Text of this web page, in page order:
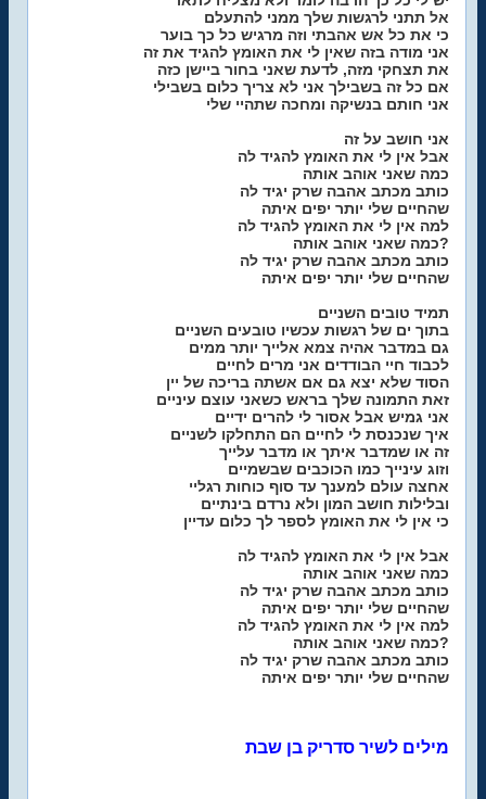
אל תתני לרגשות שלך ממני להתעלם
כי את כל אש אהבתי וזה מרגיש כל כך בוער
אני מודה בזה שאין לי את האומץ להגיד את זה
את תצחקי מזה, לדעת שאני בחור ביישן כזה
אם כל זה בשבילך אני לא צריך כלום בשבילי
אני חותם בנשיקה ומחכה שתהיי שלי
אני חושב על זה
אבל אין לי את האומץ להגיד לה
כמה שאני אוהב אותה
כותב מכתב אהבה שרק יגיד לה
שהחיים שלי יותר יפים איתה
למה אין לי את האומץ להגיד לה
כמה שאני אוהב אותה?
כותב מכתב אהבה שרק יגיד לה
שהחיים שלי יותר יפים איתה
תמיד טובים השניים
בתוך ים של רגשות עכשיו טובעים השניים
גם במדבר אהיה צמא אלייך יותר ממים
לכבוד חיי הבודדים אני מרים לחיים
הסוד שלא יצא גם אם אשתה בריכה של יין
זאת התמונה שלך בראש כשאני עוצם עיניים
אני גמיש אבל אסור לי להרים ידיים
איך שנכנסת לי לחיים הם התחלקו לשניים
זה או שמדבר איתך או מדבר עלייך
וזוג עינייך כמו הכוכבים שבשמיים
אחצה עולם למענך עד סוף כוחות רגליי
ובלילות חושב המון ולא נרדם בינתיים
כי אין לי את האומץ לספר לך כלום עדיין
אבל אין לי את האומץ להגיד לה
כמה שאני אוהב אותה
כותב מכתב אהבה שרק יגיד לה
שהחיים שלי יותר יפים איתה
למה אין לי את האומץ להגיד לה
כמה שאני אוהב אותה?
כותב מכתב אהבה שרק יגיד לה
שהחיים שלי יותר יפים איתה
מילים לשיר סדריק בן שבת